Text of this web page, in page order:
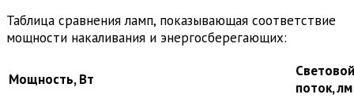
Таблица сравнения ламп, показывающая соответствие
мощности накаливания и энергосберегающих:
Мощность, Вт
Световой
поток, лм